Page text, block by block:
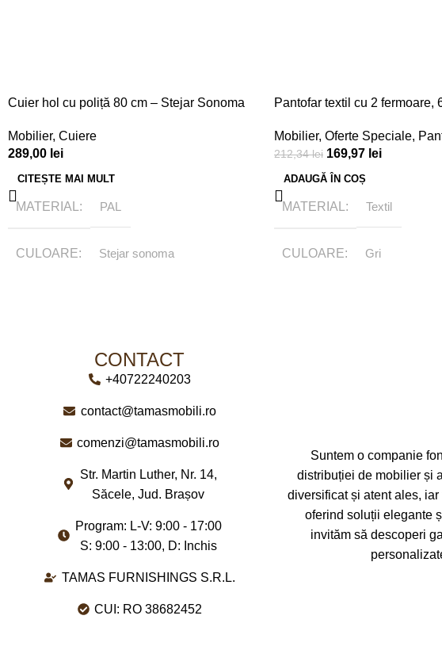
Cuier hol cu poliță 80 cm – Stejar Sonoma
Mobilier, Cuiere
289,00 lei
CITEȘTE MAI MULT
MATERIAL PAL
CULOARE Stejar sonoma
Pantofar textil cu 2 fermoare,
Mobilier, Oferte Speciale,
212,34lei 169,97 lei
ADAUGĂ ÎN COȘ
MATERIAL Textil
CULOARE Gri
CONTACT
+40722240203
contact@tamasmobili.ro
comenzi@tamasmobili.ro
Str. Martin Luther, Nr. 14,
Săcele, Jud. Brașov
Program: L-V: 9:00 - 17:00
S: 9:00 - 13:00, D: Inchis
TAMAS FURNISHINGS S.R.L.
CUI: RO 38682452
Suntem o companie
distribuției de mobilier și
diversificat și atent ales,
oferind soluții elegante
invităm să descoperi